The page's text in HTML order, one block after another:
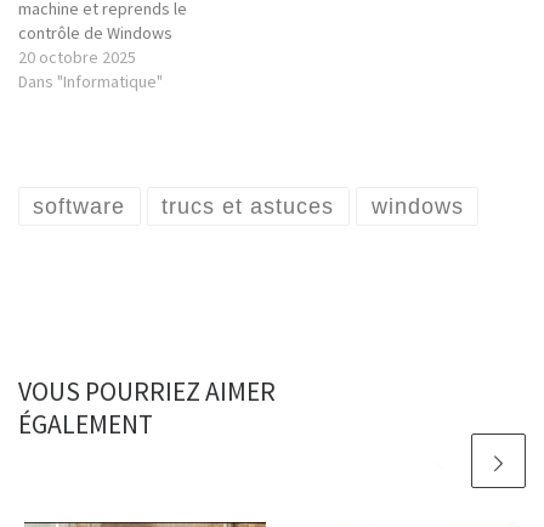
machine et reprends le
contrôle de Windows
20 octobre 2025
Dans "Informatique"
software trucs et astuces windows
VOUS POURRIEZ AIMER
ÉGALEMENT